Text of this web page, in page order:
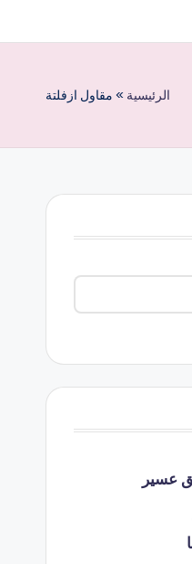
الرئيسية » مقاول ازفلتة
عسير